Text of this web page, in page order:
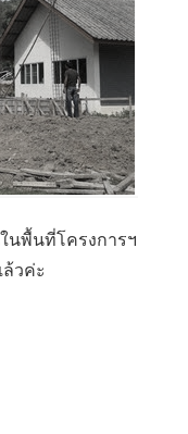
นพื้นที่โครงการฯ
วค่ะ